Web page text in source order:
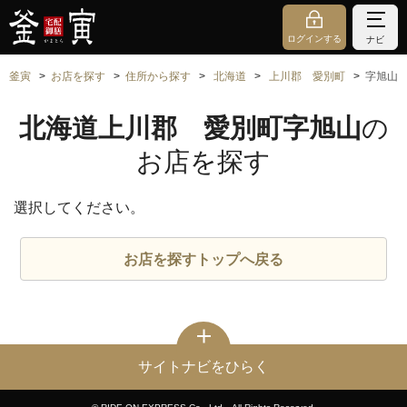
ログインする ナビ
釜寅 お店を探す 住所から探す 北海道 上川郡 愛別町 字旭山
北海道上川郡 愛別町字旭山の
お店を探す
選択してください。
お店を探すトップへ戻る
サイトナビをひらく